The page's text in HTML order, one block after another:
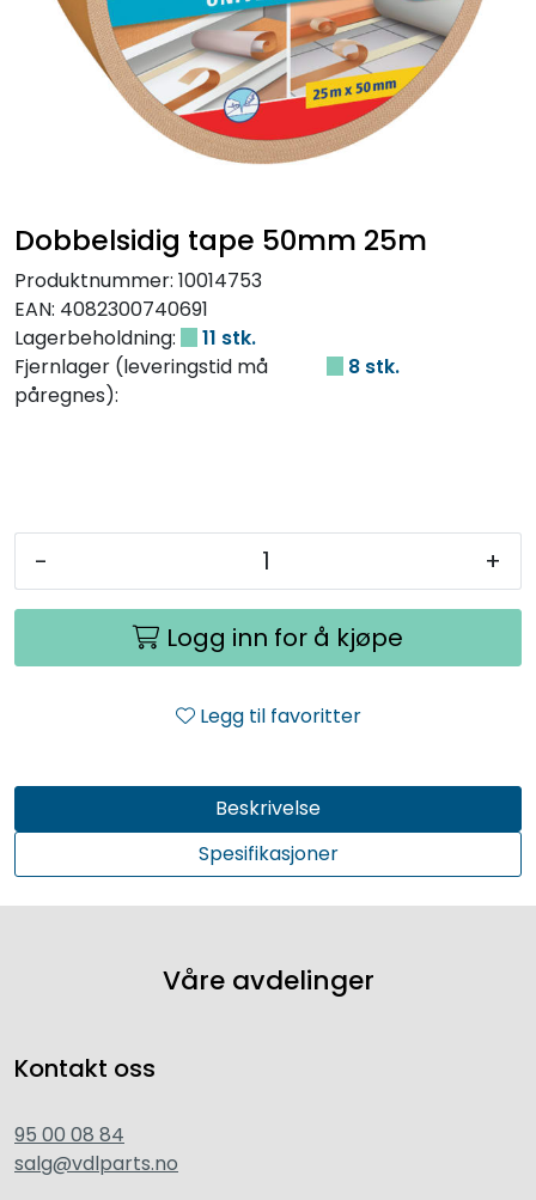
Dobbelsidig tape 50mm 25m
Produktnummer: 10014753
EAN: 4082300740691
Lagerbeholdning:
11 stk.
Fjernlager (leveringstid må
påregnes):
8 stk.
- +
Logg inn for å kjøpe
Legg til favoritter
Beskrivelse
Spesifikasjoner
Våre avdelinger
Kontakt oss
95 00 08 84
salg@vdlparts.no